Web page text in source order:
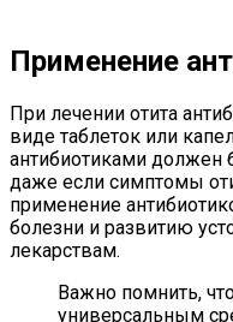
Применение
При лечении отита
виде таблеток или
антибиотиками должен
даже если симптомы
применение
болезни и развитию
лекарствам.
Важно помнить,
универсальным